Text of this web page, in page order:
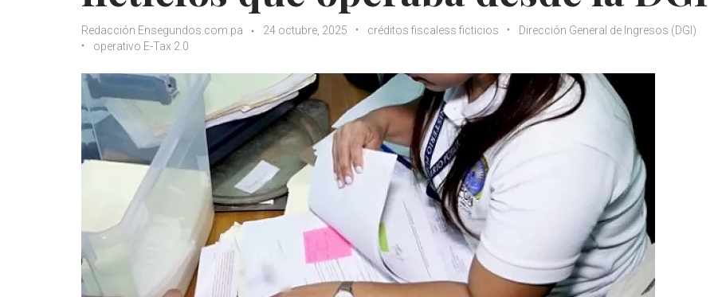
Redacción Ensegundos.com.pa 24 octubre, 2025 créditos fiscaless ficticios
Dirección General de Ingresos (DGI)
operativo E-Tax 2.0